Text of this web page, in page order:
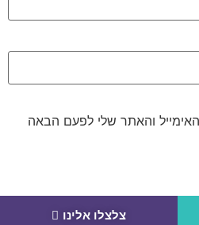
והאתר שלי לפעם הבאה
צלצלו אלינו